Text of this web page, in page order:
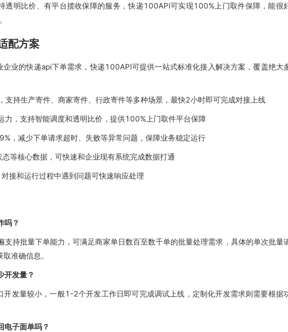
透明比价、有平台揽收保障的服务，快递100API可实现100%上门取件保障，能很
配方案
企业的快递api下单需求，快递100API可提供一站式标准化接入解决方案，覆盖绝大
支持生产寄件、商家寄件、行政寄件等多种场景，最快2小时即可完成对接上线
力，支持智能调度和透明比价，提供100%上门取件平台保障
，减少下单请求超时、失败等异常问题，保障业务稳定运行
等核心数据，可快速和企业现有系统完成数据打通
接和运行过程中遇到问题可快速响应处理
吗？
支持批量下单能力，可满足商家单日数百至数千单的批量处理需求，具体的单次批量
准确信息。
开发量？
开发量较小，一般1-2个开发工作日即可完成调试上线，定制化开发需求则需要根据
电子面单吗？